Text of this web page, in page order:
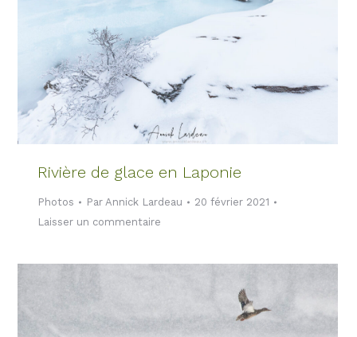
Rivière de glace en Laponie
Photos ParAnnick Lardeau
20 février 2021
Laisser un commentaire